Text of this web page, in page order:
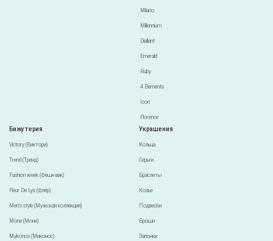
Milano
Millennium
Diallant
Emerald
Ruby
4 Elements
Icon
Florence
Бижутерия
Victory (Виктори)
Trend (Тренд)
Fashion week (Фешн вик)
Fleur De Lys (Флёр)
Men's style (Мужская коллекция)
Mone (Моне)
Mykonos (Миконос)
Украшения
Кольца
Серьги
Браслеты
Колье
Подвески
Броши
Запонки